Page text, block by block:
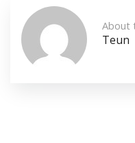
About
Teun